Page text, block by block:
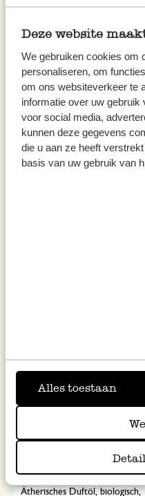
Deze website
We gebruiken cookies om
personaliseren, om
om ons websiteverkeer te
informatie over uw
voor social media,
kunnen deze gegevens
die u aan ze heeft
basis van uw gebruik van
Alles toestaan
ätherisches Öl, 10 ml
9,95
inkl. MwSt zzgl. Versandkosten
Ätherisches Duftöl, biologisch,